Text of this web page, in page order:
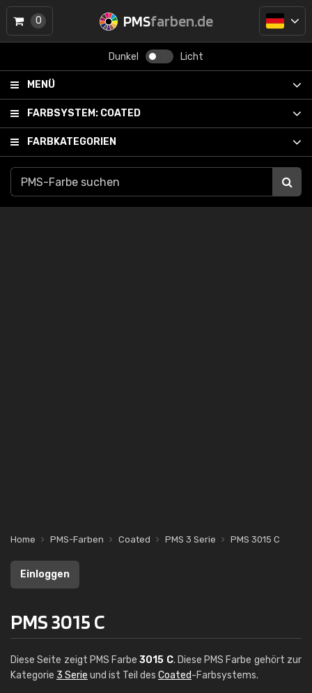
PMSfarben.de
Dunkel Licht
MENÜ
FARBSYSTEM: COATED
FARBKATEGORIEN
0
Home PMS-Farben Coated PMS 3 Serie PMS 3015 C
Einloggen
PMS 3015 C
Diese Seite zeigt PMS Farbe3015 C. Diese PMS Farbe gehört zur
Kategorie 3 Serie und ist Teil des Coated-Farbsystems.